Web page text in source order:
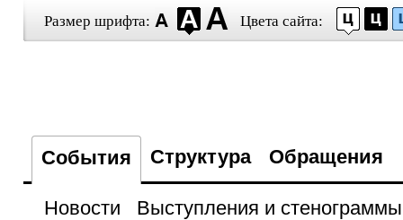
Размер шрифта: Цвета сайта:
События Структура Обращения
Новости
Выступления и стенограммы